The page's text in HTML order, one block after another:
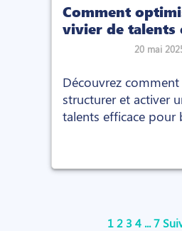
Comment
vivier de talents
qu’indépendant
20 mai
Découvrez
structurer et activer
talents efficace pour
1 2 3 4 ... 7